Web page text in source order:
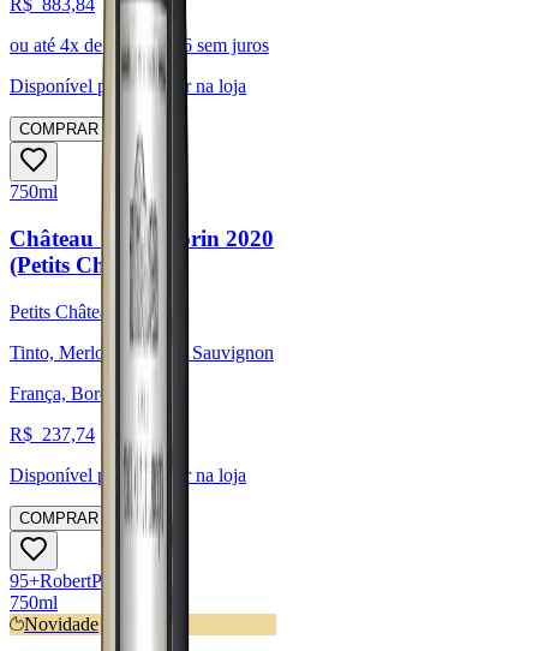
R$ 883,84
ou até 4x de R$ 220,96 sem juros
Disponível para:
Retirar na loja
COMPRAR
750ml
Château Saint-Florin 2020
(Petits Châteaux)
Petits Châteaux
Tinto, Merlot, Cabernet Sauvignon
França, Bordeaux
R$ 237,74
Disponível para: Retirar na loja
COMPRAR
95+RobertParker
750ml
Novidade